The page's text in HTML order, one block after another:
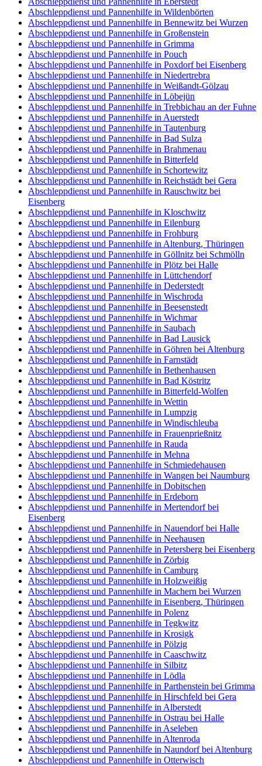
Abschleppdienst und Pannenhilfe in Wildenbörten
Abschleppdienst und Pannenhilfe in Bennewitz bei Wurzen
Abschleppdienst und Pannenhilfe in Großenstein
Abschleppdienst und Pannenhilfe in Grimma
Abschleppdienst und Pannenhilfe in Pouch
Abschleppdienst und Pannenhilfe in Poxdorf bei Eisenberg
Abschleppdienst und Pannenhilfe in Niedertrebra
Abschleppdienst und Pannenhilfe in Weißandt-Gölzau
Abschleppdienst und Pannenhilfe in Löbejün
Abschleppdienst und Pannenhilfe in Trebbichau an der Fuhne
Abschleppdienst und Pannenhilfe in Auerstedt
Abschleppdienst und Pannenhilfe in Tautenburg
Abschleppdienst und Pannenhilfe in Bad Sulza
Abschleppdienst und Pannenhilfe in Brahmenau
Abschleppdienst und Pannenhilfe in Bitterfeld
Abschleppdienst und Pannenhilfe in Schortewitz
Abschleppdienst und Pannenhilfe in Reichstädt bei Gera
Abschleppdienst und Pannenhilfe in Rauschwitz bei
Eisenberg
Abschleppdienst und Pannenhilfe in Kloschwitz
Abschleppdienst und Pannenhilfe in Eilenburg
Abschleppdienst und Pannenhilfe in Frohburg
Abschleppdienst und Pannenhilfe in Altenburg, Thüringen
Abschleppdienst und Pannenhilfe in Göllnitz bei Schmölln
Abschleppdienst und Pannenhilfe in Plötz bei Halle
Abschleppdienst und Pannenhilfe in Lüttchendorf
Abschleppdienst und Pannenhilfe in Dederstedt
Abschleppdienst und Pannenhilfe in Wischroda
Abschleppdienst und Pannenhilfe in Beesenstedt
Abschleppdienst und Pannenhilfe in Wichmar
Abschleppdienst und Pannenhilfe in Saubach
Abschleppdienst und Pannenhilfe in Bad Lausick
Abschleppdienst und Pannenhilfe in Göhren bei Altenburg
Abschleppdienst und Pannenhilfe in Farnstädt
Abschleppdienst und Pannenhilfe in Bethenhausen
Abschleppdienst und Pannenhilfe in Bad Köstritz
Abschleppdienst und Pannenhilfe in Bitterfeld-Wolfen
Abschleppdienst und Pannenhilfe in Wettin
Abschleppdienst und Pannenhilfe in Lumpzig
Abschleppdienst und Pannenhilfe in Windischleuba
Abschleppdienst und Pannenhilfe in Frauenprießnitz
Abschleppdienst und Pannenhilfe in Rauda
Abschleppdienst und Pannenhilfe in Mehna
Abschleppdienst und Pannenhilfe in Schmiedehausen
Abschleppdienst und Pannenhilfe in Wangen bei Naumburg
Abschleppdienst und Pannenhilfe in Dobitschen
Abschleppdienst und Pannenhilfe in Erdeborn
Abschleppdienst und Pannenhilfe in Mertendorf bei
Eisenberg
Abschleppdienst und Pannenhilfe in Nauendorf bei Halle
Abschleppdienst und Pannenhilfe in Neehausen
Abschleppdienst und Pannenhilfe in Petersberg bei Eisenberg
Abschleppdienst und Pannenhilfe in Zörbig
Abschleppdienst und Pannenhilfe in Camburg
Abschleppdienst und Pannenhilfe in Holzweißig
Abschleppdienst und Pannenhilfe in Machern bei Wurzen
Abschleppdienst und Pannenhilfe in Eisenberg, Thüringen
Abschleppdienst und Pannenhilfe in Polenz
Abschleppdienst und Pannenhilfe in Tegkwitz
Abschleppdienst und Pannenhilfe in Krosigk
Abschleppdienst und Pannenhilfe in Pölzig
Abschleppdienst und Pannenhilfe in Caaschwitz
Abschleppdienst und Pannenhilfe in Silbitz
Abschleppdienst und Pannenhilfe in Lödla
Abschleppdienst und Pannenhilfe in Parthenstein bei Grimma
Abschleppdienst und Pannenhilfe in Hirschfeld bei Gera
Abschleppdienst und Pannenhilfe in Alberstedt
Abschleppdienst und Pannenhilfe in Ostrau bei Halle
Abschleppdienst und Pannenhilfe in Aseleben
Abschleppdienst und Pannenhilfe in Altenroda
Abschleppdienst und Pannenhilfe in Naundorf bei Altenburg
Abschleppdienst und Pannenhilfe in Otterwisch